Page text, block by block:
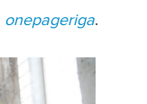
onepageriga.